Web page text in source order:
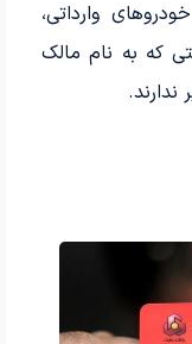
وارداتی،
که به نام مالک